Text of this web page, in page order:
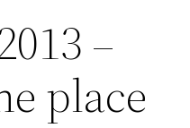
–
place